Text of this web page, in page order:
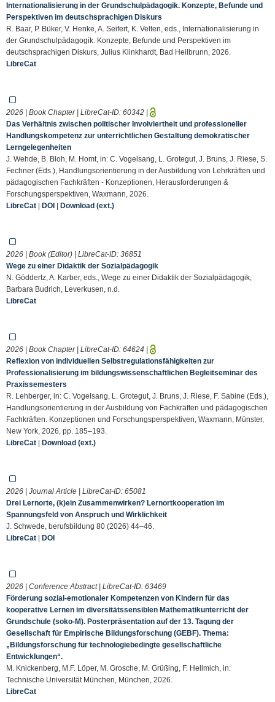
Internationalisierung in der Grundschulpädagogik. Konzepte, Befunde und
Perspektiven im deutschsprachigen Diskurs
R. Baar, P. Büker, V. Henke, A. Seifert, K. Velten, eds., Internationalisierung in
der Grundschulpädagogik. Konzepte, Befunde und Perspektiven im
deutschsprachigen Diskurs, Julius Klinkhardt, Bad Heilbrunn, 2026.
LibreCat
2026 | Book Chapter | LibreCat-ID: 60342 |
Das Verhältnis zwischen politischer Involviertheit und professioneller
Handlungskompetenz zur unterrichtlichen Gestaltung demokratischer
Lerngelegenheiten
J. Wehde, B. Bloh, M. Homt, in: C. Vogelsang, L. Grotegut, J. Bruns, J. Riese, S.
Fechner (Eds.), Handlungsorientierung in der Ausbildung von Lehrkräften und
pädagogischen Fachkräften - Konzeptionen, Herausforderungen &
Forschungsperspektiven, Waxmann, 2026.
LibreCat | DOI | Download (ext.)
2026 | Book (Editor) | LibreCat-ID: 36851
Wege zu einer Didaktik der Sozialpädagogik
N. Göddertz, A. Karber, eds., Wege zu einer Didaktik der Sozialpädagogik,
Barbara Budrich, Leverkusen, n.d.
LibreCat
2026 | Book Chapter | LibreCat-ID: 64624 |
Reflexion von individuellen Selbstregulationsfähigkeiten zur
Professionalisierung im bildungswissenschaftlichen Begleitseminar des
Praxissemesters
R. Lehberger, in: C. Vogelsang, L. Grotegut, J. Bruns, J. Riese, F. Sabine (Eds.),
Handlungsorientierung in der Ausbildung von Fachkräften und pädagogischen
Fachkräften. Konzeptionen und Forschungsperspektiven, Waxmann, Münster,
New York, 2026, pp. 185–193.
LibreCat | Download (ext.)
2026 | Journal Article | LibreCat-ID: 65081
Drei Lernorte, (k)ein Zusammenwirken? Lernortkooperation im
Spannungsfeld von Anspruch und Wirklichkeit
J. Schwede, berufsbildung 80 (2026) 44–46.
LibreCat | DOI
2026 | Conference Abstract | LibreCat-ID: 63469
Förderung sozial-emotionaler Kompetenzen von Kindern für das
kooperative Lernen im diversitätssensiblen Mathematikunterricht der
Grundschule (soko-M). Posterpräsentation auf der 13. Tagung der
Gesellschaft für Empirische Bildungsforschung (GEBF). Thema:
„Bildungsforschung für technologiebedingte gesellschaftliche
Entwicklungen“.
M. Knickenberg, M.F. Löper, M. Grosche, M. Grüßing, F. Hellmich, in:
Technische Universität München, München, 2026.
LibreCat